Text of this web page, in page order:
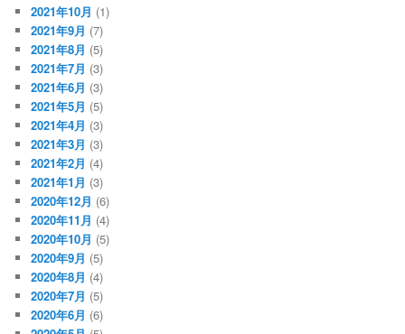
2021年10月 (1)
2021年9月 (7)
2021年8月 (5)
2021年7月 (3)
2021年6月 (3)
2021年5月 (5)
2021年4月 (3)
2021年3月 (3)
2021年2月 (4)
2021年1月 (3)
2020年12月 (6)
2020年11月 (4)
2020年10月 (5)
2020年9月 (5)
2020年8月 (4)
2020年7月 (5)
2020年6月 (6)